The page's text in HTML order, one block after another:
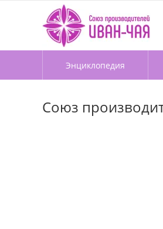
Энциклопедия
Союз